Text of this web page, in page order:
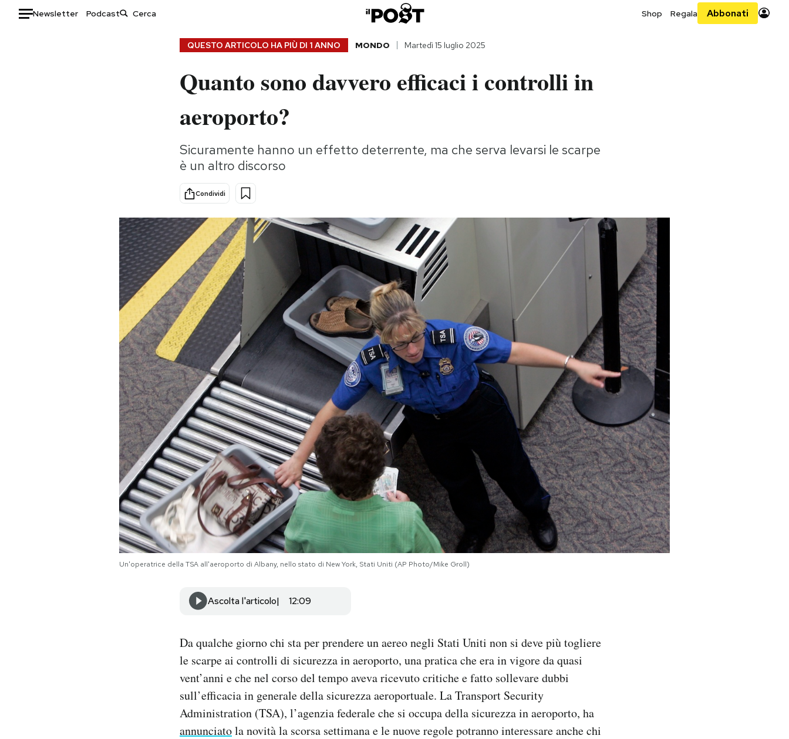
Newsletter Podcast Shop Regala Abbonati
Storie/Idee
Ok Boomer!
Altrecose
Mondiali calcio 2026
AREA PERSONALE
Hai bisogno di aiuto?
QUESTO ARTICOLO HA PIÙ DI 1 ANNO MONDO Martedì 15 luglio 2025
Quanto sono davvero efficaci i controlli in
aeroporto?
Sicuramente hanno un effetto deterrente, ma che serva levarsi le scarpe
è un altro discorso
Condividi
Un'operatrice della TSA all'aeroporto di Albany, nello stato di New York, Stati Uniti (AP Photo/Mike Groll)
Ascolta l'articolo 12:09
Da qualche giorno chi sta per prendere un aereo negli Stati Uniti non si deve più togliere
le scarpe ai controlli di sicurezza in aeroporto, una pratica che era in vigore da quasi
vent’anni e che nel corso del tempo aveva ricevuto critiche e fatto sollevare dubbi
sull’efficacia in generale della sicurezza aeroportuale. La Transport Security
Administration (TSA), l’agenzia federale che si occupa della sicurezza in aeroporto, ha
annunciatola novità la scorsa settimana e le nuove regole potranno interessare anche chi